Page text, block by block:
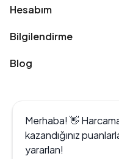
Hesabım
Bilgilendirme
Blog
Merhaba! 👋
kazandığınız
yararlan!